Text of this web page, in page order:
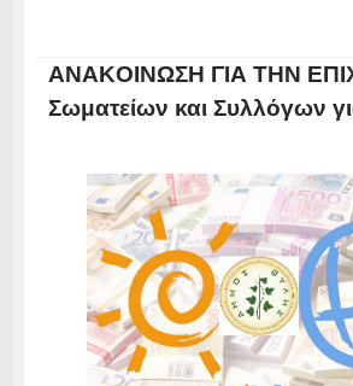
ANAKOINΩΣΗ ΓΙΑ ΤΗΝ
Σωματείων και Συλλόγων